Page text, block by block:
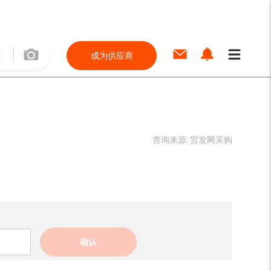
成为供应商
查询来源: 贸发网采购
确认